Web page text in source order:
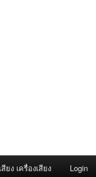
ง เครื่องเสียง Login